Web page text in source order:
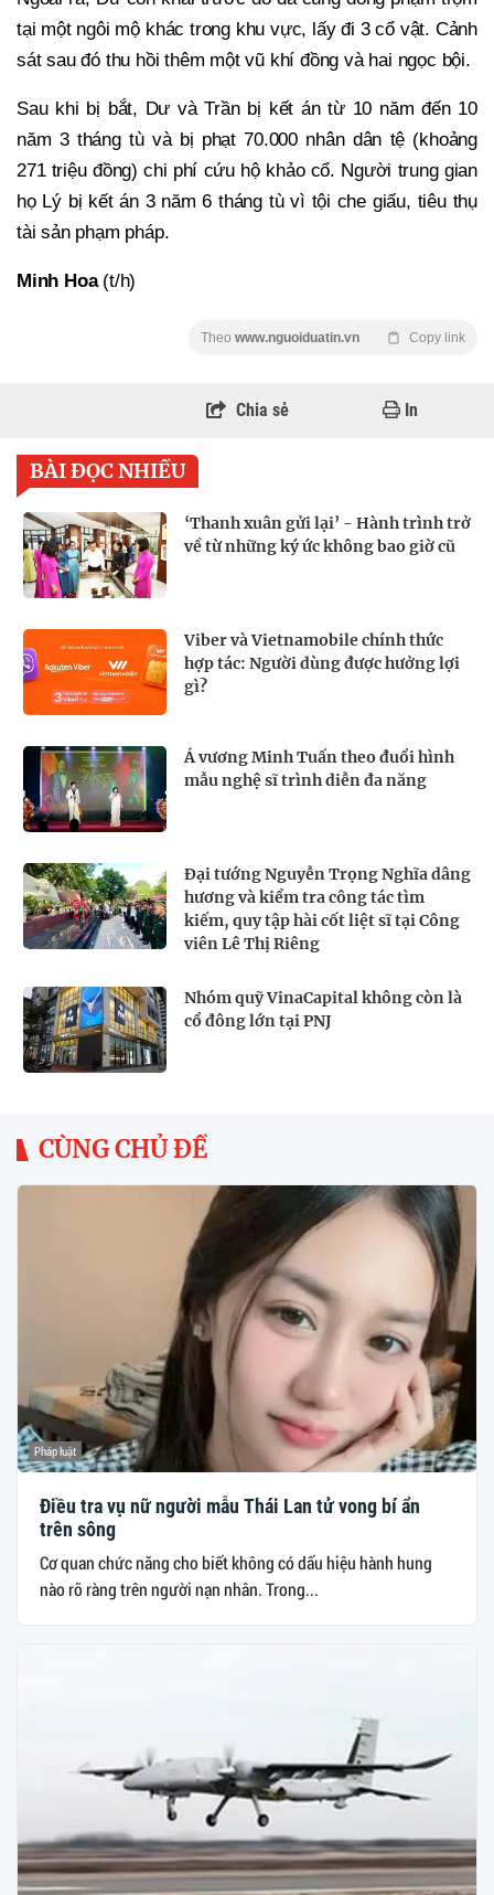
tại một ngôi mộ khác trong khu vực, lấy đi 3 cổ vật. Cảnh
sát sau đó thu hồi thêm một vũ khí đồng và hai ngọc bội.
Sau khi bị bắt, Dư và Trần bị kết án từ 10 năm đến 10
năm 3 tháng tù và bị phạt 70.000 nhân dân tệ (khoảng
271 triệu đồng) chi phí cứu hộ khảo cổ. Người trung gian
họ Lý bị kết án 3 năm 6 tháng tù vì tội che giấu, tiêu thụ
tài sản phạm pháp.
Minh Hoa (t/h)
Theo www.nguoiduatin.vn Copy link
Chia sẻ In
BÀI ĐỌC NHIỀU
‘Thanh xuân gửi lại’ - Hành trình trở
về từ những ký ức không bao giờ cũ
Viber và Vietnamobile chính thức
hợp tác: Người dùng được hưởng lợi
gì?
Á vương Minh Tuấn theo đuổi hình
mẫu nghệ sĩ trình diễn đa năng
Đại tướng Nguyễn Trọng Nghĩa dâng
hương và kiểm tra công tác tìm
kiếm, quy tập hài cốt liệt sĩ tại Công
viên Lê Thị Riêng
Nhóm quỹ VinaCapital không còn là
cổ đông lớn tại PNJ
CÙNG CHỦ ĐỀ
Pháp luật
Điều tra vụ nữ người mẫu Thái Lan tử vong bí ẩn
trên sông
Cơ quan chức năng cho biết không có dấu hiệu hành hung
nào rõ ràng trên người nạn nhân. Trong...